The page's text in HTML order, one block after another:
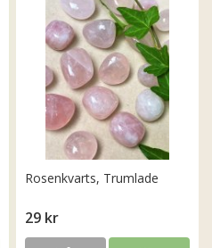
Rosenkvarts, Trumlade
29 kr